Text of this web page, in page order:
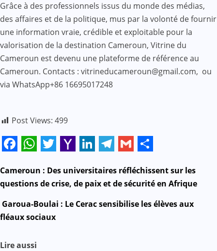
Grâce à des professionnels issus du monde des médias,
des affaires et de la politique, mus par la volonté de fournir
une information vraie, crédible et exploitable pour la
valorisation de la destination Cameroun, Vitrine du
Cameroun est devenu une plateforme de référence au
Cameroun. Contacts : vitrineducameroun@gmail.com, ou
via WhatsApp+86 16695017248
Post Views: 499
Mail
N
a
v
Cameroun : Des universitaires réfléchissent sur les
questions de crise, de paix et de sécurité en Afrique
Garoua-Boulai : Le Cerac sensibilise les élèves aux
fléaux sociaux
Lire aussi